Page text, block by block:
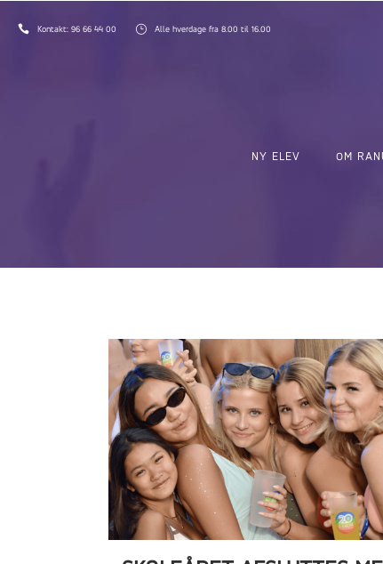
Kontakt:96 66 44 00 Alle hverdage fra 8.00 til 16.00
NY ELEV OM